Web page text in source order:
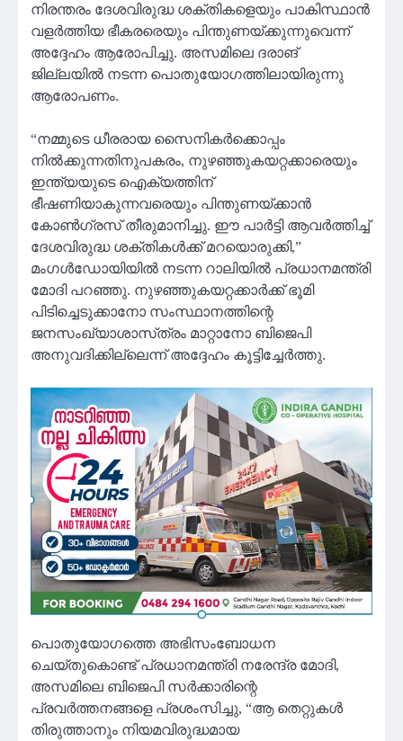
നിരന്തരം ദേശവിരുദ്ധ ശക്തികളെയും പാകിസ്ഥാൻ
വളർത്തിയ ഭീകരരെയും പിന്തുണയ്ക്കുന്നുവെന്ന്
അദ്ദേഹം ആരോപിച്ചു. അസമിലെ ദരാങ്
ജില്ലയിൽ നടന്ന പൊതുയോഗത്തിലായിരുന്നു
ആരോപണം.
“നമ്മുടെ ധീരരായ സൈനികർക്കൊപ്പം
നിൽക്കുന്നതിനുപകരം, നുഴഞ്ഞുകയറ്റക്കാരെയും
ഇന്ത്യയുടെ ഐക്യത്തിന്
ഭീഷണിയാകുന്നവരെയും പിന്തുണയ്ക്കാൻ
കോൺഗ്രസ് തീരുമാനിച്ചു. ഈ പാർട്ടി ആവർത്തിച്ച്
ദേശവിരുദ്ധ ശക്തികൾക്ക് മറയൊരുക്കി,”
മംഗൾഡോയിയിൽ നടന്ന റാലിയിൽ പ്രധാനമന്ത്രി
മോദി പറഞ്ഞു. നുഴഞ്ഞുകയറ്റക്കാർക്ക് ഭൂമി
പിടിച്ചെടുക്കാനോ സംസ്ഥാനത്തിന്റെ
ജനസംഖ്യാശാസ്‌ത്രം മാറ്റാനോ ബിജെപി
അനുവദിക്കില്ലെന്ന് അദ്ദേഹം കൂട്ടിച്ചേർത്തു.
പൊതുയോഗത്തെ അഭിസംബോധന
ചെയ്തുകൊണ്ട് പ്രധാനമന്ത്രി നരേന്ദ്ര മോദി,
അസമിലെ ബിജെപി സർക്കാരിന്റെ
പ്രവർത്തനങ്ങളെ പ്രശംസിച്ചു, “ആ തെറ്റുകൾ
തിരുത്താനും നിയമവിരുദ്ധമായ